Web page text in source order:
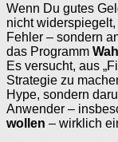
Wenn Du gutes
nicht
Fehler – sondern
das Programm
Es versucht, aus
Strategie zu
Hype, sondern
Anwender –
wollen – wirklich